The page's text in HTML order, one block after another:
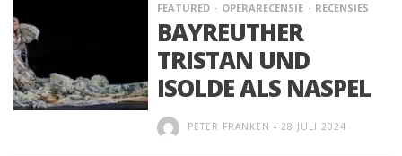
FEATURED
OPERARECENSIE RECENSIES
BAYREUTHER
TRISTAN UND
ISOLDE ALS NASPEL
PETER FRANKEN - 28 JULI 2024